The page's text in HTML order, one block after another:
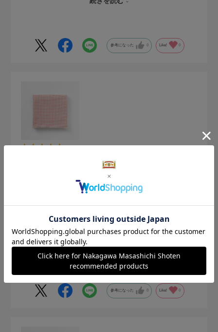
分厚いかと思ったのですが、ポケットに収まりよくかさばる
身するのでは…と楽しみです。
参考になった 0 Like! 0
色：赤
ハンカチの予備が欲しくて購入しました。旅行中使っていま
したが、吸水力に長けていて、重宝しました。
参考になった 0 Like! 0